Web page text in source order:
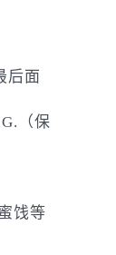
后面
（保
饯等